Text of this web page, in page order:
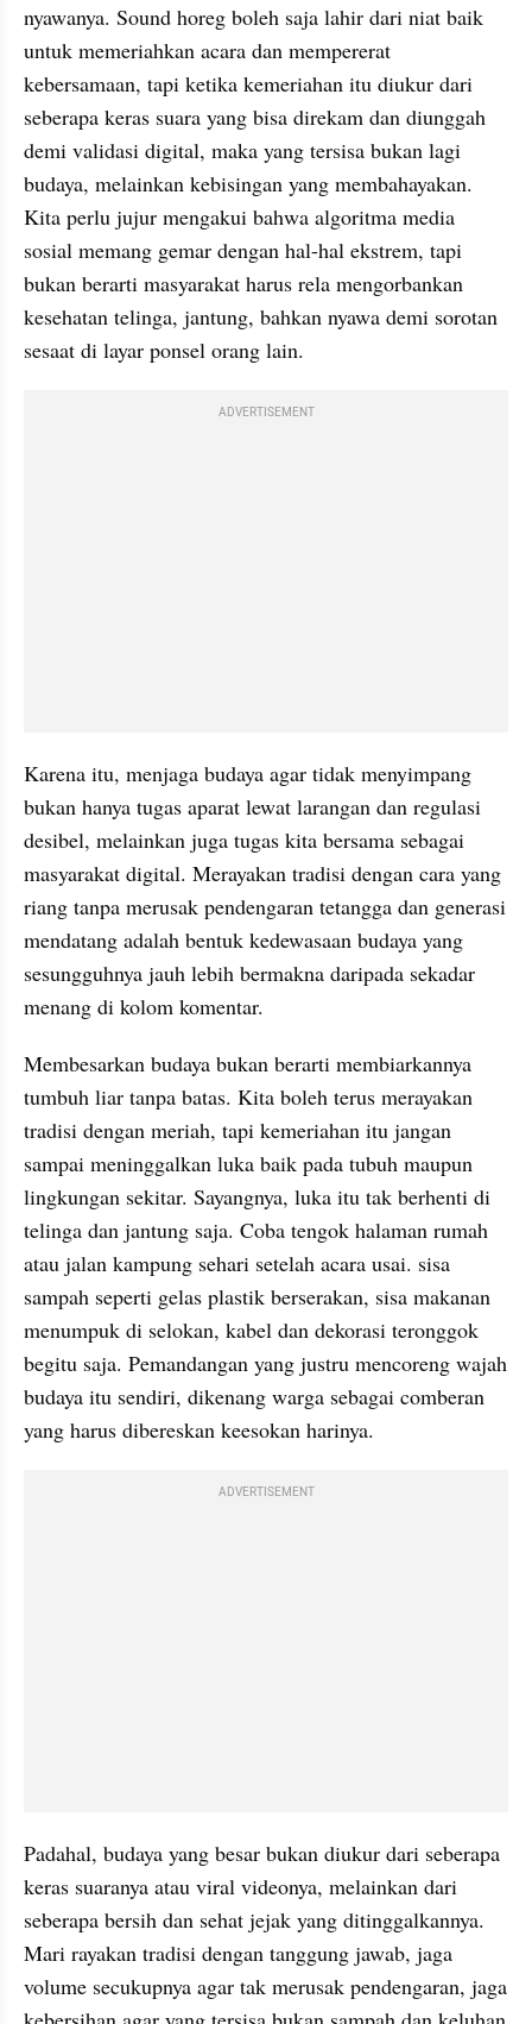
nyawanya. Sound horeg boleh saja lahir dari niat baik
untuk memeriahkan acara dan mempererat
kebersamaan, tapi ketika kemeriahan itu diukur dari
seberapa keras suara yang bisa direkam dan diunggah
demi validasi digital, maka yang tersisa bukan lagi
budaya, melainkan kebisingan yang membahayakan.
Kita perlu jujur mengakui bahwa algoritma media
sosial memang gemar dengan hal-hal ekstrem, tapi
bukan berarti masyarakat harus rela mengorbankan
kesehatan telinga, jantung, bahkan nyawa demi sorotan
sesaat di layar ponsel orang lain.
ADVERTISEMENT
Karena itu, menjaga budaya agar tidak menyimpang
bukan hanya tugas aparat lewat larangan dan regulasi
desibel, melainkan juga tugas kita bersama sebagai
masyarakat digital. Merayakan tradisi dengan cara yang
riang tanpa merusak pendengaran tetangga dan generasi
mendatang adalah bentuk kedewasaan budaya yang
sesungguhnya jauh lebih bermakna daripada sekadar
menang di kolom komentar.
Membesarkan budaya bukan berarti membiarkannya
tumbuh liar tanpa batas. Kita boleh terus merayakan
tradisi dengan meriah, tapi kemeriahan itu jangan
sampai meninggalkan luka baik pada tubuh maupun
lingkungan sekitar. Sayangnya, luka itu tak berhenti di
telinga dan jantung saja. Coba tengok halaman rumah
atau jalan kampung sehari setelah acara usai. sisa
sampah seperti gelas plastik berserakan, sisa makanan
menumpuk di selokan, kabel dan dekorasi teronggok
begitu saja. Pemandangan yang justru mencoreng wajah
budaya itu sendiri, dikenang warga sebagai comberan
yang harus dibereskan keesokan harinya.
ADVERTISEMENT
Padahal, budaya yang besar bukan diukur dari seberapa
keras suaranya atau viral videonya, melainkan dari
seberapa bersih dan sehat jejak yang ditinggalkannya.
Mari rayakan tradisi dengan tanggung jawab, jaga
volume secukupnya agar tak merusak pendengaran, jaga